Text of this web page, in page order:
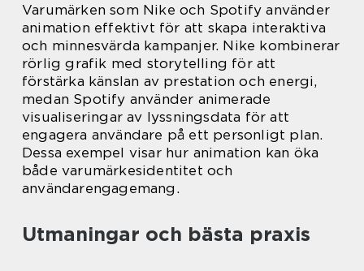
Varumärken som Nike och Spotify använder
animation effektivt för att skapa interaktiva
och minnesvärda kampanjer. Nike kombinerar
rörlig grafik med storytelling för att
förstärka känslan av prestation och energi,
medan Spotify använder animerade
visualiseringar av lyssningsdata för att
engagera användare på ett personligt plan.
Dessa exempel visar hur animation kan öka
både varumärkesidentitet och
användarengagemang.
Utmaningar och bästa praxis